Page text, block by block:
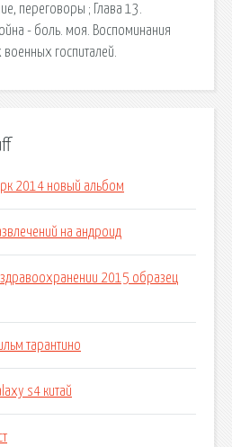
переговоры ; Глава 13.
- боль. моя. Воспоминания
госпиталей.
2014 новый альбом
на андроид
2015 образец
тарантино
s4 китай